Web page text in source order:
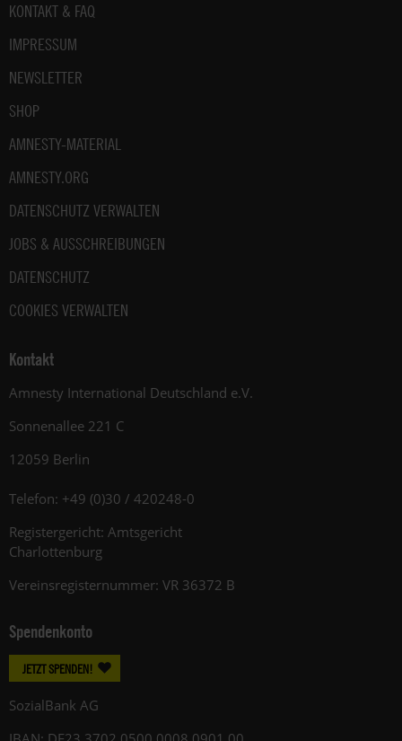
Fußbereich
KONTAKT & FAQ
IMPRESSUM
NEWSLETTER
SHOP
AMNESTY-MATERIAL
AMNESTY.ORG
DATENSCHUTZ VERWALTEN
JOBS & AUSSCHREIBUNGEN
DATENSCHUTZ
COOKIES VERWALTEN
Kontakt
Amnesty International Deutschland e.V.
Sonnenallee 221 C
12059 Berlin
Telefon: +49 (0)30 / 420248-0
Registergericht: Amtsgericht
Charlottenburg
Vereinsregisternummer: VR 36372 B
Spendenkonto
JETZT SPENDEN!
SozialBank AG